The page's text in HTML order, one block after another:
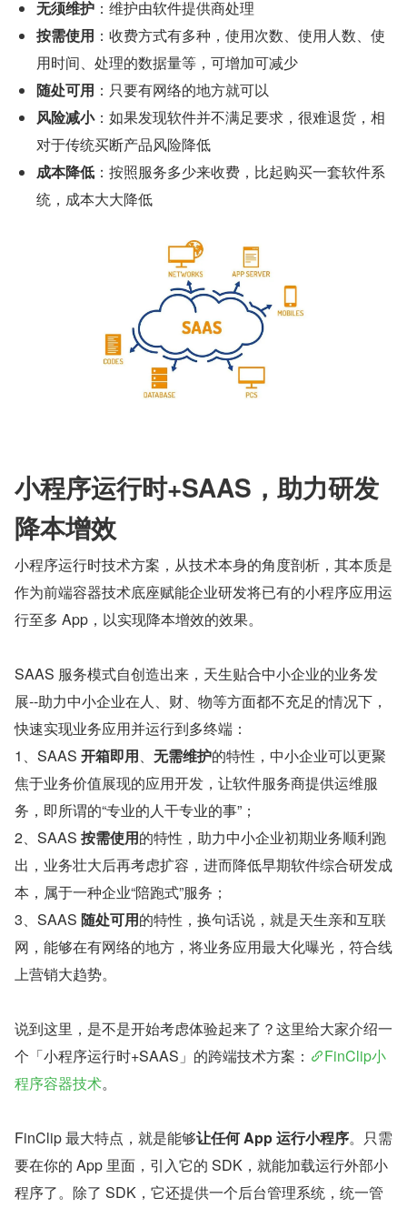
无须维护 ：维护由软件提供商处理
按需使用 ：收费方式有多种，使用次数、使用人数、使
用时间、处理的数据量等，可增加可减少
随处可用 ：只要有网络的地方就可以
风险减小：如果发现软件并不满足要求，很难退货，相
对于传统买断产品风险降低
成本降低 ：按照服务多少来收费，比起购买一套软件系
统，成本大大降低
小程序运行时+SAAS，助力研发
降本增效
小程序运行时技术方案，从技术本身的角度剖析，其本质是
作为前端容器技术底座赋能企业研发将已有的小程序应用运
行至多 App，以实现降本增效的效果。
SAAS 服务模式自创造出来，天生贴合中小企业的业务发
展--助力中小企业在人、财、物等方面都不充足的情况下，
快速实现业务应用并运行到多终端：
1、SAAS 开箱即用、 无需维护的特性，中小企业可以更聚
焦于业务价值展现的应用开发，让软件服务商提供运维服
务，即所谓的“专业的人干专业的事”；
2、SAAS 按需使用的特性，助力中小企业初期业务顺利跑
出，业务壮大后再考虑扩容，进而降低早期软件综合研发成
本，属于一种企业“陪跑式”服务；
3、SAAS 随处可用的特性，换句话说，就是天生亲和互联
网，能够在有网络的地方，将业务应用最大化曝光，符合线
上营销大趋势。
说到这里，是不是开始考虑体验起来了？这里给大家介绍一
个「小程序运行时+SAAS」的跨端技术方案：
FinClip小
程序容器技术。
FinClip 最大特点，就是能够让任何 App 运行小程序。只需
要在你的 App 里面，引入它的 SDK，就能加载运行外部小
程序了。除了 SDK，它还提供一个后台管理系统，统一管